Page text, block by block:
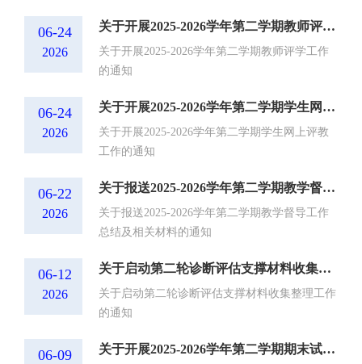
06-24
2026
关于开展2025-2026学年第二学期教师评学工作的通知
关于开展2025-2026学年第二学期教师评学工作
的通知
06-24
2026
关于开展2025-2026学年第二学期学生网上评教工作的通知
关于开展2025-2026学年第二学期学生网上评教
工作的通知
06-22
2026
关于报送2025-2026学年第二学期教学督导工作总结及相关材料的通知
关于报送2025-2026学年第二学期教学督导工作
总结及相关材料的通知
06-12
2026
关于启动第二轮诊断评估支撑材料收集整理工作的通知
关于启动第二轮诊断评估支撑材料收集整理工作
的通知
06-09 关于开展2025-2026学年第二学期期末试卷命题质量评审工作的通知